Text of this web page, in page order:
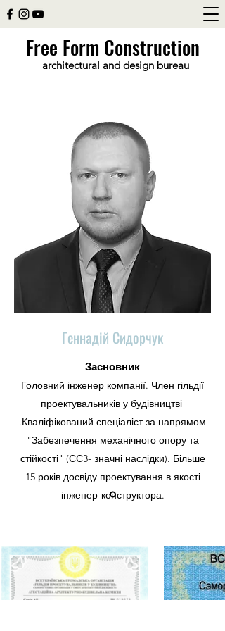
Free Form Construction
architectural and design bureau
Геннадій Сидорчук
Засновник
Головний інженер компанії. Член гільдії
проектувальників у будівництві
.Кваліфікований спеціаліст за напрямом
"Забезпечення механічного опору та
стійкості" (СС3- значні наслідки). Більше
15 років досвіду проектування в якості
інженер-конструктора.